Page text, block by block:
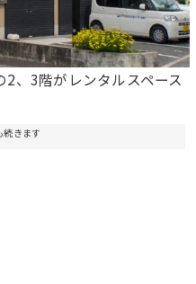
、3階がレンタルスペース
続きます